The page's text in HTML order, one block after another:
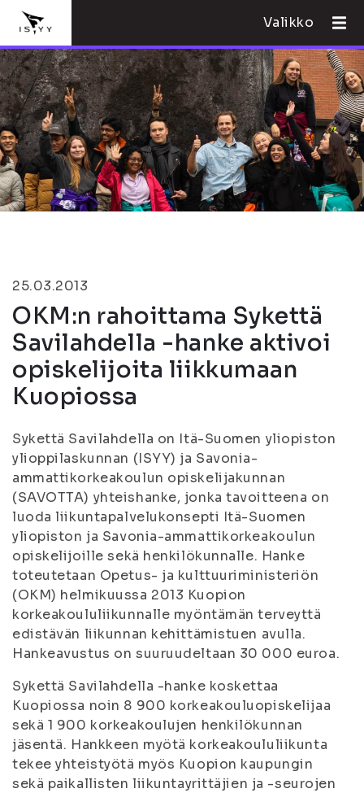
Valikko
25.03.2013
OKM:n rahoittama Sykettä
Savilahdella -hanke aktivoi
opiskelijoita liikkumaan
Kuopiossa
Sykettä Savilahdella on Itä-Suomen yliopiston
ylioppilaskunnan (ISYY) ja Savonia-
ammattikorkeakoulun opiskelijakunnan
(SAVOTTA) yhteishanke, jonka tavoitteena on
luoda liikuntapalvelukonsepti Itä-Suomen
yliopiston ja Savonia-ammattikorkeakoulun
opiskelijoille sekä henkilökunnalle. Hanke
toteutetaan Opetus- ja kulttuuriministeriön
(OKM) helmikuussa 2013 Kuopion
korkeakoululiikunnalle myöntämän terveyttä
edistävän liikunnan kehittämistuen avulla.
Hankeavustus on suuruudeltaan 30 000 euroa.
Sykettä Savilahdella -hanke koskettaa
Kuopiossa noin 8 900 korkeakouluopiskelijaa
sekä 1 900 korkeakoulujen henkilökunnan
jäsentä. Hankkeen myötä korkeakoululiikunta
tekee yhteistyötä myös Kuopion kaupungin
sekä paikallisten liikuntayrittäjien ja -seurojen